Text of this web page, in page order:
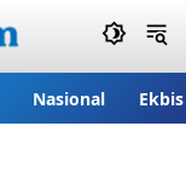
Nasional Ekbis